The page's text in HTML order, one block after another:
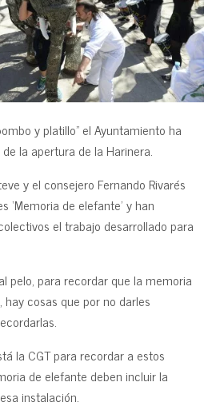
y platillo” el Ayuntamiento ha
la apertura de la Harinera.
y el consejero Fernando Rivarés
‘Memoria de elefante’ y han
el trabajo desarrollado para
pelo, para recordar que la memoria
cosas que por no darles
la CGT para recordar a estos
de elefante deben incluir la
instalación.